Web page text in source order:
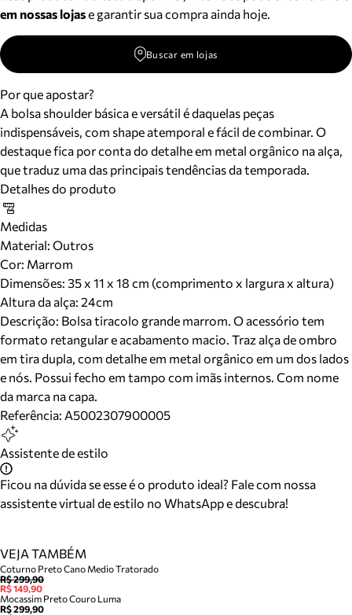
em nossas lojase garantir sua compra ainda hoje.
Buscar em lojas
Por que apostar?
A bolsa shoulder básica e versátil é daquelas peças
indispensáveis, com shape atemporal e fácil de combinar. O
destaque fica por conta do detalhe em metal orgânico na alça,
que traduz uma das principais tendências da temporada.
Detalhes do produto
Medidas
Material: Outros
Cor: Marrom
Dimensões: 35 x 11 x 18 cm (comprimento x largura x altura)
Altura da alça: 24cm
Descrição: Bolsa tiracolo grande marrom. O acessório tem
formato retangular e acabamento macio. Traz alça de ombro
em tira dupla, com detalhe em metal orgânico em um dos lados
e nós. Possui fecho em tampo com imãs internos. Com nome
da marca na capa.
Referência: A5002307900005
Assistente de estilo
Ficou na dúvida se esse é o produto ideal? Fale com nossa
assistente virtual de estilo no WhatsApp e descubra!
VEJA TAMBÉM
Coturno Preto Cano Medio Tratorado
R$ 299,90
R$ 149,90
Mocassim Preto Couro Luma
R$ 299,90